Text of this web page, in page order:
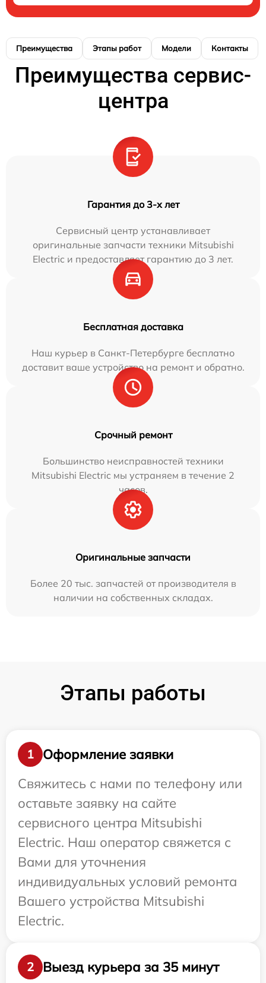
Преимущества Этапы работ Модели Контакты
Преимущества сервис-
центра
Гарантия до 3-х лет
Сервисный центр устанавливает
оригинальные запчасти техники Mitsubishi
Electric и предоставляет гарантию до 3 лет.
Бесплатная доставка
Наш курьер в Санкт-Петербурге бесплатно
доставит ваше устройство на ремонт и обратно.
Срочный ремонт
Большинство неисправностей техники
Mitsubishi Electric мы устраняем в течение 2
часов.
Оригинальные запчасти
Более 20 тыс. запчастей от производителя в
наличии на собственных складах.
Этапы работы
1
Оформление заявки
Свяжитесь с нами по телефону или
оставьте заявку на сайте
сервисного центра Mitsubishi
Electric. Наш оператор свяжется с
Вами для уточнения
индивидуальных условий ремонта
Вашего устройства Mitsubishi
Electric.
2 Выезд курьера за 35 минут